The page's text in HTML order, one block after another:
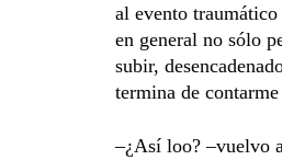
al evento
en general no sólo
subir,
termina de
–¿Así loo? –vuelvo